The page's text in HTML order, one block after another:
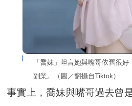
「喬妹」坦言她與嘴哥依舊很
副業。（圖／翻攝自Tiktok）
事實上，喬妹與嘴哥過去曾